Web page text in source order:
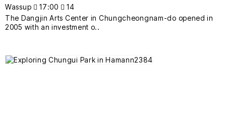
Wassup 17:00
14
The Dangjin Arts Center in Chungcheongnam-do opened in
2005 with an investment o..